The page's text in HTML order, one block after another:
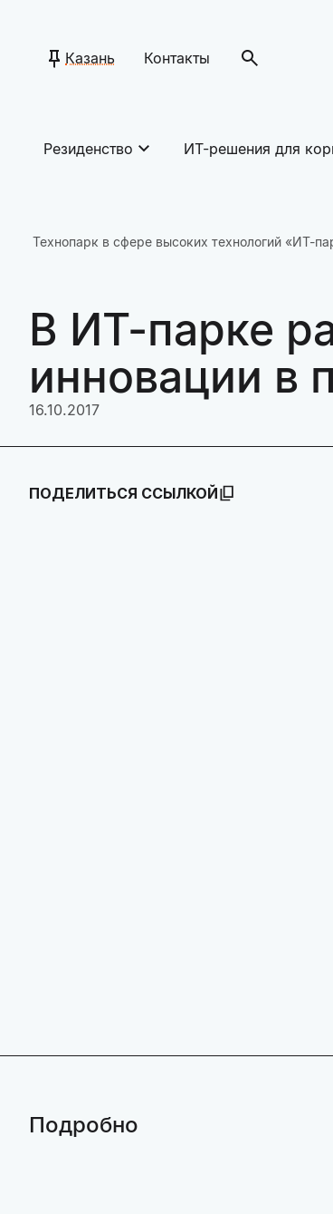
Казань Контакты
Резиденство ИТ-решения для
Технопарк в сфере высоких технологий «ИТ-
В ИТ-парке
инновации в
16.10.2017
ПОДЕЛИТЬСЯ ССЫЛКОЙ
Подробно